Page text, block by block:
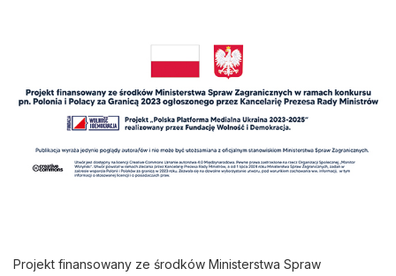
Projekt finansowany ze środków Ministerstwa Spraw